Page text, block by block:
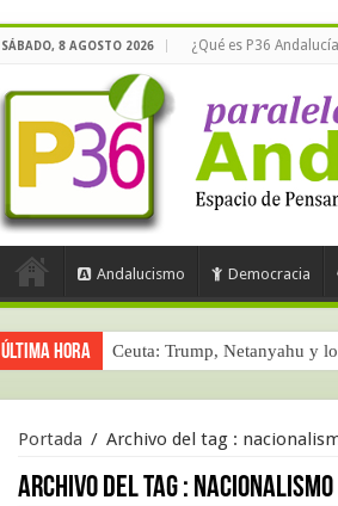
SÁBADO, 8 AGOSTO 2026 ¿Qué es P36
Andalucismo Democracia
Última hora Ceuta: Trump, Netanyahu y
Portada / Archivo del tag :
Archivo del tag :